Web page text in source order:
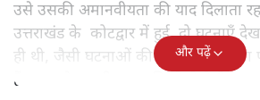
उसे उसकी अमानवीयता की याद दिलाता
उत्तराखंड के कोटद्वार में हुई दो घटनाएँ
ही थी, जैसी घटनाओं की खबर हम
हैं।भारत के तक़रीबन हर हिस्से से ऐसी खबर
और पढ़ें